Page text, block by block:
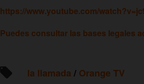
https://www.youtube.com/
Puedes consultar las bases legales
la llamada / Orange TV